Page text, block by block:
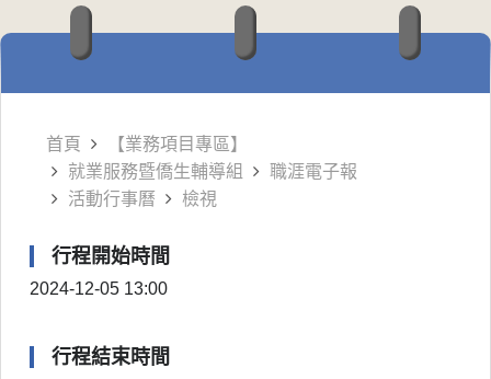
首頁
【業務項目專區】
就業服務暨僑生輔導組
職涯電子報
活動行事曆
檢視
行程開始時間
2024-12-05 13:00
行程結束時間